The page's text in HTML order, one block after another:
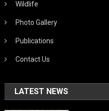
Wildlife
Photo Gallery
Publications
Contact Us
LATEST NEWS